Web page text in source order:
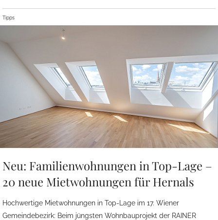
Tipps
Neu: Familienwohnungen in Top-Lage –
20 neue Mietwohnungen für Hernals
Hochwertige Mietwohnungen in Top-Lage im 17. Wiener
Gemeindebezirk: Beim jüngsten Wohnbauprojekt der RAINER